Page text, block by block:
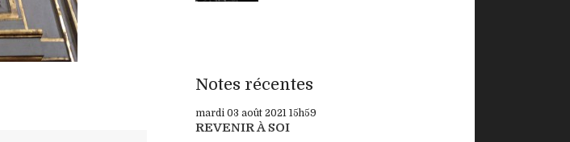
Notes récentes
mardi 03 août 2021 15h59
REVENIR À SOI